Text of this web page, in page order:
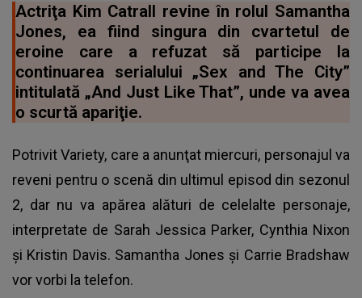
Actriţa Kim Catrall revine în rolul Samantha
Jones, ea fiind singura din cvartetul de
eroine care a refuzat să participe la
continuarea serialului „Sex and The City”
intitulată „And Just Like That”, unde va avea
o scurtă apariţie.
Potrivit Variety, care a anunţat miercuri, personajul va
reveni pentru o scenă din ultimul episod din sezonul
2, dar nu va apărea alături de celelalte personaje,
interpretate de Sarah Jessica Parker, Cynthia Nixon
şi Kristin Davis. Samantha Jones şi Carrie Bradshaw
vor vorbi la telefon.